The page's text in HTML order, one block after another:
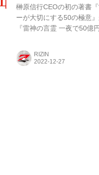
榊原信行CEOの初の著書
ーが大切にする50の極意
『雷神の言霊 一夜で50
る“格闘技に全霊を捧げる
められているぞ！ 現在、
RIZIN